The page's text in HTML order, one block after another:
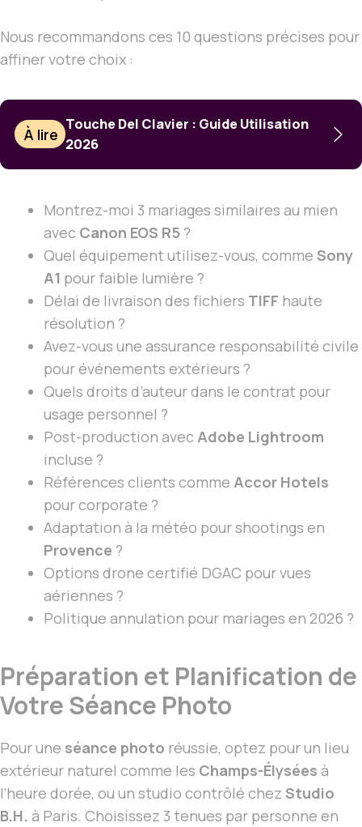
Nous recommandons ces 10 questions précises pour
affiner votre choix :
À lire
Touche Del Clavier : Guide Utilisation
2026
Montrez-moi 3 mariages similaires au mien
avec Canon EOS R5 ?
Quel équipement utilisez-vous, comme Sony
A1 pour faible lumière ?
Délai de livraison des fichiers TIFF haute
résolution ?
Avez-vous une assurance responsabilité civile
pour événements extérieurs ?
Quels droits d’auteur dans le contrat pour
usage personnel ?
Post-production avec Adobe Lightroom
incluse ?
Références clients comme Accor Hotels
pour corporate ?
Adaptation à la météo pour shootings en
Provence ?
Options drone certifié DGAC pour vues
aériennes ?
Politique annulation pour mariages en 2026 ?
Préparation et Planification de
Votre Séance Photo
Pour une séance photo réussie, optez pour un lieu
extérieur naturel comme les Champs-Élysées à
l’heure dorée, ou un studio contrôlé chez Studio
B.H. à Paris. Choisissez 3 tenues par personne en